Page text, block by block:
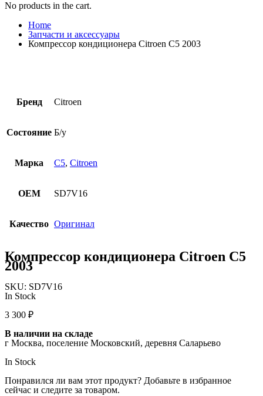
No products in the cart.
Home
Запчасти и аксессуары
Компрессор кондиционера Citroen C5 2003
Бренд Citroen
Состояние Б/у
Марка C5, Citroen
OEM SD7V16
Качество Оригинал
Компрессор кондиционера Citroen C5
2003
SKU: SD7V16
In Stock
3 300 ₽
В наличии на складе
г Москва, поселение Московский, деревня Саларьево
In Stock
Понравился ли вам этот продукт? Добавьте в избранное
сейчас и следите за товаром.